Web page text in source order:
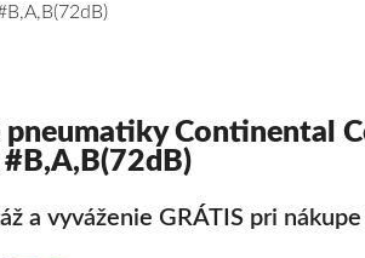
pneumatiky Continental
a vyváženie GRÁTIS pri